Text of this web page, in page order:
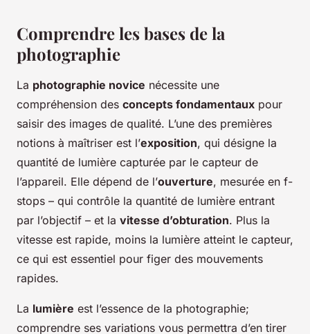
Comprendre les bases de la
photographie
La photographie novice nécessite une
compréhension des concepts fondamentaux pour
saisir des images de qualité. L’une des premières
notions à maîtriser est l’exposition, qui désigne la
quantité de lumière capturée par le capteur de
l’appareil. Elle dépend de l’ouverture, mesurée en f-
stops – qui contrôle la quantité de lumière entrant
par l’objectif – et la vitesse d’obturation. Plus la
vitesse est rapide, moins la lumière atteint le capteur,
ce qui est essentiel pour figer des mouvements
rapides.
La lumière est l’essence de la photographie;
comprendre ses variations vous permettra d’en tirer